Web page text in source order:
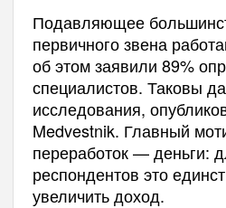
Подавляющее
первичного звена
об этом заявили 89%
специалистов. Таковы
исследования,
Medvestnik. Главный
переработок — деньги:
респондентов это
увеличить доход.